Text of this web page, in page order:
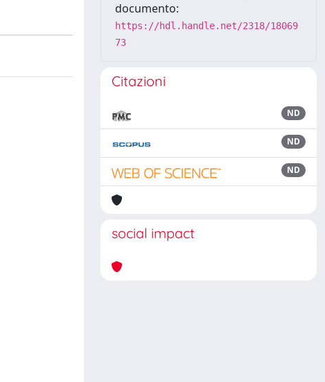
documento:
https://hdl.handle.net/2318/18069
73
Citazioni
ND
ND
ND
social impact